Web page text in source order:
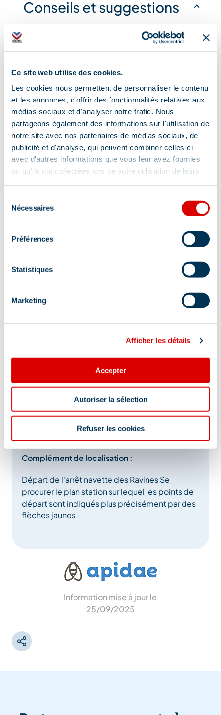
Ce site web utilise des cookies.
Les cookies nous permettent de personnaliser le contenu
et les annonces, d'offrir des fonctionnalités relatives aux
médias sociaux et d'analyser notre trafic. Nous
partageons également des informations sur l'utilisation de
notre site avec nos partenaires de médias sociaux, de
publicité et d'analyse, qui peuvent combiner celles-ci
avec d'autres informations que vous leur avez fournies
ou qu'ils ont collectées lors de votre utilisation de leurs
Nécessaires
Préférences
Statistiques
Marketing
Afficher les détails
Accepter
Autoriser la sélection
Refuser les cookies
Conseils et suggestions
Retrouvez notre guide rando été Méribel
facile à difficile – en vente dans nos
Offices de Tourisme
Localisation
impasse Bebel - Arrêt navette Ravines, 73550
Complément de localisation :
Départ de l'arrêt navette des Ravines Se
procurer le plan station sur lequel les points de
départ sont indiqués plus précisément par des
flèches jaunes
Information mise à jour le
25/09/2025